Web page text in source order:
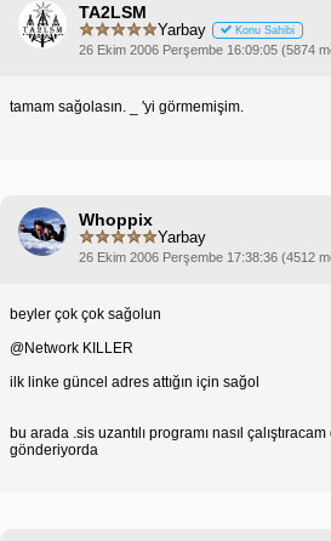
TA2LSM
Yarbay Konu Sahibi
26 Ekim 2006 Perşembe 16:09:05 (5874
tamam sağolasın. _ 'yi görmemişim.
Whoppix
Yarbay
26 Ekim 2006 Perşembe 17:38:36 (4512
beyler çok çok sağolun
@Network KILLER
ilk linke güncel adres attığın için sağol
bu arada .sis uzantılı programı nasıl
gönderiyorda